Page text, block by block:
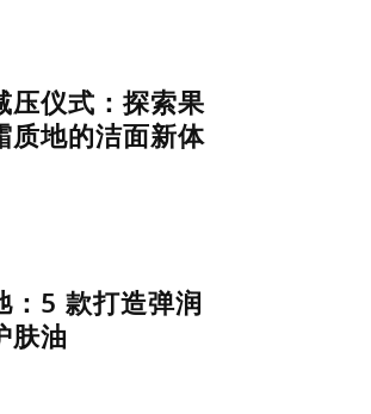
压仪式：探索果
质地的洁面新体
：5 款打造弹润
肤油